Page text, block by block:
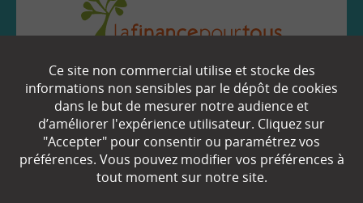
EN SAVOIR
Qui sommes-nous ?
Partenaires
Ce site non commercial utilise et stocke des
informations non sensibles par le dépôt de cookies
dans le but de mesurer notre audience et
d’améliorer l'expérience utilisateur. Cliquez sur
"Accepter" pour consentir ou paramétrez vos
préférences. Vous pouvez modifier vos préférences à
tout moment sur notre site.